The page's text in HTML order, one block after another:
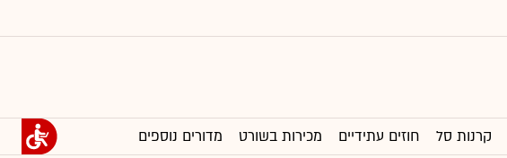
קרנות סל חוזים עתידיים מכירות בשורט מדורים נוספים